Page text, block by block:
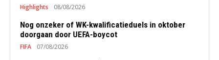
Highlights 08/08/2026
Nog onzeker of WK-kwalificatieduels in oktober
doorgaan door UEFA-boycot
FIFA 07/08/2026